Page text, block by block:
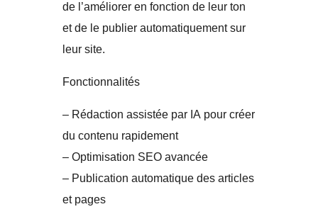
de l’améliorer en fonction de leur ton
et de le publier automatiquement sur
leur site.
Fonctionnalités
– Rédaction assistée par IA pour créer
du contenu rapidement
– Optimisation SEO avancée
– Publication automatique des articles
et pages